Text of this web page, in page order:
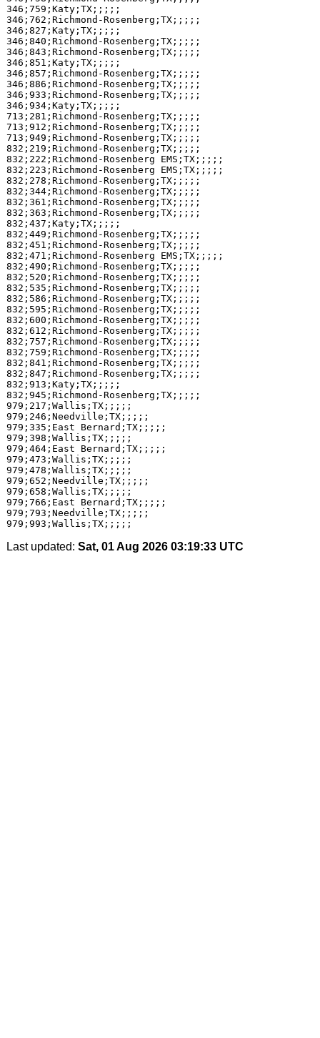
346;759;Katy;TX;;;;;
346;762;Richmond-Rosenberg;TX;;;;;
346;827;Katy;TX;;;;;
346;840;Richmond-Rosenberg;TX;;;;;
346;843;Richmond-Rosenberg;TX;;;;;
346;851;Katy;TX;;;;;
346;857;Richmond-Rosenberg;TX;;;;;
346;886;Richmond-Rosenberg;TX;;;;;
346;933;Richmond-Rosenberg;TX;;;;;
346;934;Katy;TX;;;;;
713;281;Richmond-Rosenberg;TX;;;;;
713;912;Richmond-Rosenberg;TX;;;;;
713;949;Richmond-Rosenberg;TX;;;;;
832;219;Richmond-Rosenberg;TX;;;;;
832;222;Richmond-Rosenberg EMS;TX;;;;;
832;223;Richmond-Rosenberg EMS;TX;;;;;
832;278;Richmond-Rosenberg;TX;;;;;
832;344;Richmond-Rosenberg;TX;;;;;
832;361;Richmond-Rosenberg;TX;;;;;
832;363;Richmond-Rosenberg;TX;;;;;
832;437;Katy;TX;;;;;
832;449;Richmond-Rosenberg;TX;;;;;
832;451;Richmond-Rosenberg;TX;;;;;
832;471;Richmond-Rosenberg EMS;TX;;;;;
832;490;Richmond-Rosenberg;TX;;;;;
832;520;Richmond-Rosenberg;TX;;;;;
832;535;Richmond-Rosenberg;TX;;;;;
832;586;Richmond-Rosenberg;TX;;;;;
832;595;Richmond-Rosenberg;TX;;;;;
832;600;Richmond-Rosenberg;TX;;;;;
832;612;Richmond-Rosenberg;TX;;;;;
832;757;Richmond-Rosenberg;TX;;;;;
832;759;Richmond-Rosenberg;TX;;;;;
832;841;Richmond-Rosenberg;TX;;;;;
832;847;Richmond-Rosenberg;TX;;;;;
832;913;Katy;TX;;;;;
832;945;Richmond-Rosenberg;TX;;;;;
979;217;Wallis;TX;;;;;
979;246;Needville;TX;;;;;
979;335;East Bernard;TX;;;;;
979;398;Wallis;TX;;;;;
979;464;East Bernard;TX;;;;;
979;473;Wallis;TX;;;;;
979;478;Wallis;TX;;;;;
979;652;Needville;TX;;;;;
979;658;Wallis;TX;;;;;
979;766;East Bernard;TX;;;;;
979;793;Needville;TX;;;;;
Last updated: Sat, 01 Aug 2026 03:19:33 UTC